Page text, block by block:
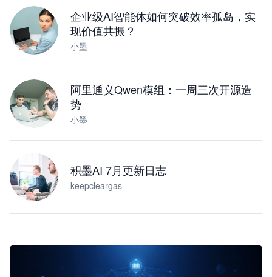
企业级AI智能体如何突破效率孤岛，实
现价值共振？
小墨
阿里通义Qwen模组：一周三次开源造
势
小墨
积墨AI 7月更新日志
keepcleargas